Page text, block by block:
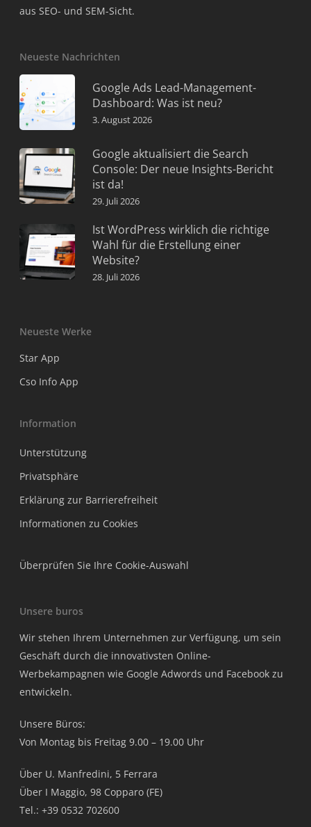
aus SEO- und SEM-Sicht.
Neueste Nachrichten
Google Ads Lead-Management-
Dashboard: Was ist neu?
3. August 2026
Google aktualisiert die Search
Console: Der neue Insights-Bericht
ist da!
29. Juli 2026
Ist WordPress wirklich die richtige
Wahl für die Erstellung einer
Website?
28. Juli 2026
Neueste Werke
Star App
Cso Info App
Information
Unterstützung
Privatsphäre
Erklärung zur Barrierefreiheit
Informationen zu Cookies
Überprüfen Sie Ihre Cookie-Auswahl
Unsere buros
Wir stehen Ihrem Unternehmen zur Verfügung, um sein
Geschäft durch die innovativsten Online-
Werbekampagnen wie Google Adwords und Facebook zu
entwickeln.
Unsere Büros:
Von Montag bis Freitag 9.00 – 19.00 Uhr
Über U. Manfredini, 5 Ferrara
Über I Maggio, 98 Copparo (FE)
Tel.: +39 0532 702600